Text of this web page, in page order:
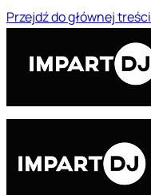
Przejdź do głównej treści